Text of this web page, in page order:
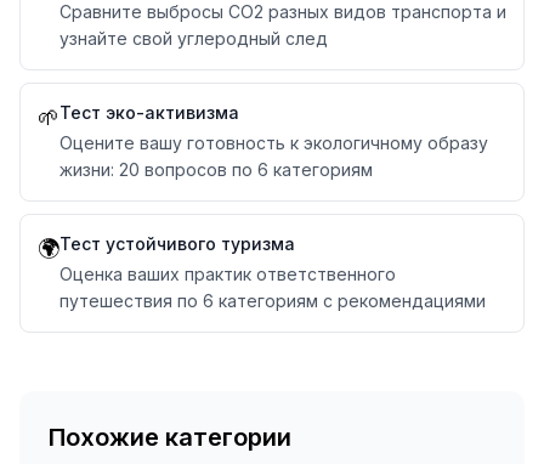
Сравните выбросы CO2 разных видов транспорта и
узнайте свой углеродный след
🌱Тест эко-активизма
Оцените вашу готовность к экологичному образу
жизни: 20 вопросов по 6 категориям
🌍Тест устойчивого туризма
Оценка ваших практик ответственного
путешествия по 6 категориям с рекомендациями
Похожие категории